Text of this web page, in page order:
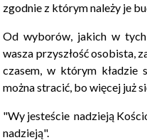
zgodnie z którym należy je
Od wyborów, jakich w
wasza przyszłość osobista,
czasem, w którym kładzie
można stracić, bo więcej już
"Wy jesteście nadzieją
nadzieją".